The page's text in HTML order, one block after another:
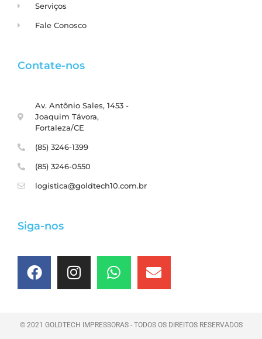
Serviços
Fale Conosco
Contate-nos
Av. Antônio Sales, 1453 -
Joaquim Távora,
Fortaleza/CE
(85) 3246-1399
(85) 3246-0550
logistica@goldtech10.com.br
Siga-nos
© 2021 GOLDTECH IMPRESSORAS - TODOS OS DIREITOS RESERVADOS